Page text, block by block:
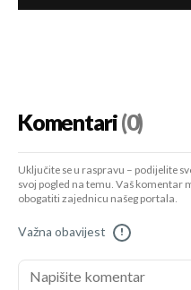
Komentari(0)
Uključite se u raspravu – podijelite
svoj pogled na temu. Vaš komentar
obogatiti zajednicu našeg portala.
Važna obavijest !